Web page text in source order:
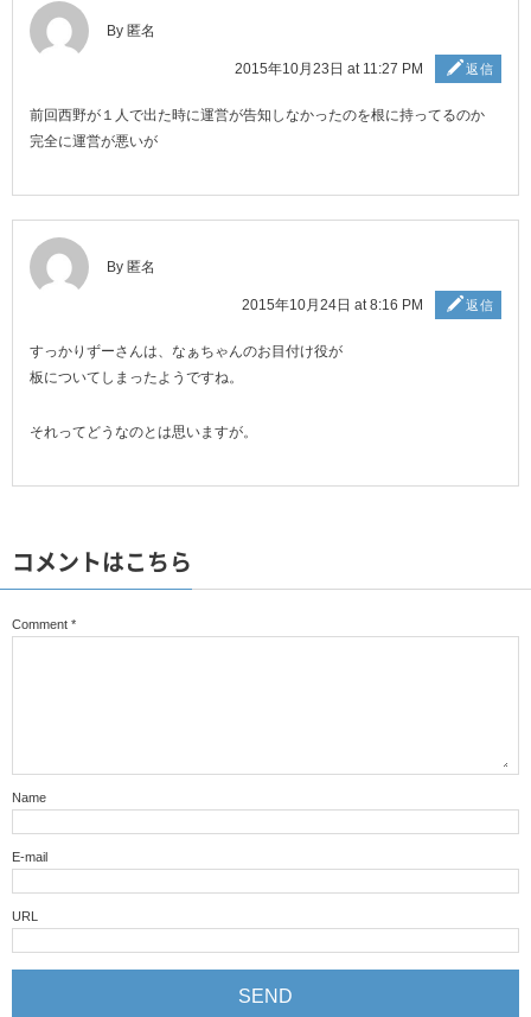
By 匿名
2015年10月23日 at 11:27 PM 返信
前回西野が１人で出た時に運営が告知しなかったのを根に持ってるのか
完全に運営が悪いが
By 匿名
2015年10月24日 at 8:16 PM 返信
すっかりずーさんは、なぁちゃんのお目付け役が
板についてしまったようですね。
それってどうなのとは思いますが。
コメントはこちら
Comment *
Name
E-mail
URL